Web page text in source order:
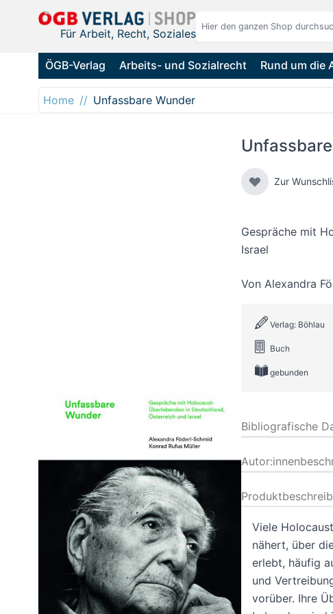
Direkt zum Inhalt
Für Arbeit, Recht, Soziales
ÖGB-Verlag Arbeits- und Sozialrecht Rund um die
Home Unfassbare Wunder
Zur
Gespräche mit
Israel
Von Alexandra
Verlag: Böhlau
Buch
gebunden
Bibliografische
Viele
nähert, über
erlebt, häufig
und
vorüber. Ihre